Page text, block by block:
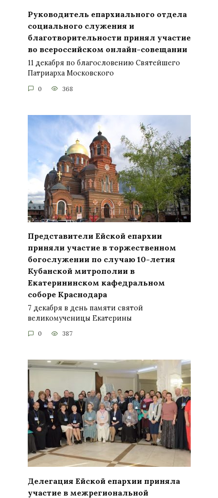
Руководитель епархиального отдела
социального служения и
благотворительности принял участие
во всероссийском онлайн-совещании
11 декабря по благословению Святейшего
Патриарха Московского
0 368
Представители Ейской епархии
приняли участие в торжественном
богослужении по случаю 10-летия
Кубанской митрополии в
Екатерининском кафедральном
соборе Краснодара
7 декабря в день памяти святой
великомученицы Екатерины
0 387
Делегация Ейской епархии приняла
участие в межрегиональной